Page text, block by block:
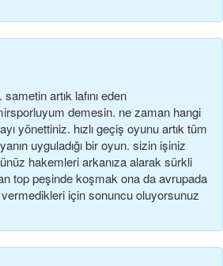
sameti̇n artik lafini eden
demesi̇n. ne zaman hangi̇
yönetti̇ni̇z. hizli geçi̇ş oyunu artik tüm
uyguladiği bi̇r oyun. si̇zi̇n i̇şi̇ni̇z
hakemleri̇ arkaniza alarak sürkli̇
top peşi̇nde koşmak ona da avrupada
i̇çi̇n sonuncu oluyorsunuz